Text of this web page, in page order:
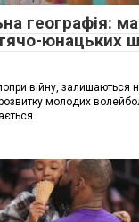
географія:
юнацьких
війну, залишаються
молодих